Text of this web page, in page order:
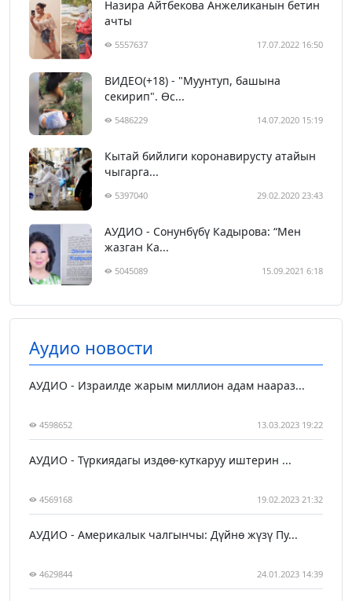
Назира Айтбекова Анжеликанын бетин
ачты
5557637 17.07.2022 16:50
ВИДЕО(+18) - "Муунтуп, башына
секирип". Өс...
5486229 14.07.2020 15:19
Кытай бийлиги коронавирусту атайын
чыгарга...
5397040 29.02.2020 23:43
АУДИО - Сонунбүбү Кадырова: “Мен
жазган Ка...
5045089 15.09.2021 6:18
Аудио новости
АУДИО - Израилде жарым миллион адам наараз...
4598652 13.03.2023 19:22
АУДИО - Түркиядагы издөө-куткаруу иштерин ...
4569168 19.02.2023 21:32
АУДИО - Америкалык чалгынчы: Дүйнө жүзү Пу...
4629844 24.01.2023 14:39